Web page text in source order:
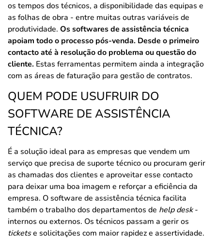
os tempos dos técnicos, a disponibilidade das equipas e
as folhas de obra - entre muitas outras variáveis de
produtividade. Os softwares de assistência técnica
apoiam todo o processo pós-venda. Desde o primeiro
contacto até à resolução do problema ou questão do
cliente. Estas ferramentas permitem ainda a integração
com as áreas de faturação para gestão de contratos.
QUEM PODE USUFRUIR DO
SOFTWARE DE ASSISTÊNCIA
TÉCNICA?
É a solução ideal para as empresas que vendem um
serviço que precisa de suporte técnico ou procuram gerir
as chamadas dos clientes e aproveitar esse contacto
para deixar uma boa imagem e reforçar a eficiência da
empresa. O software de assistência técnica facilita
também o trabalho dos departamentos de help desk-
internos ou externos. Os técnicos passam a gerir os
ticketse solicitações com maior rapidez e assertividade.